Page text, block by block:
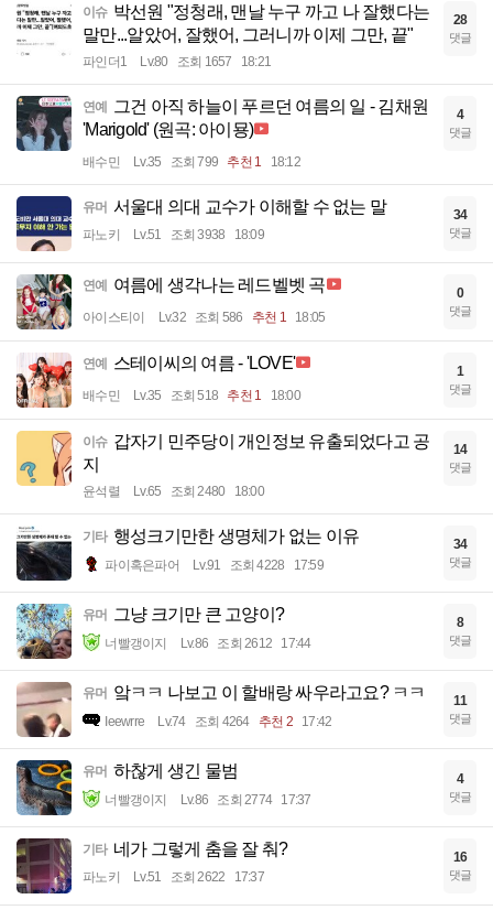
이슈 박선원 "정청래, 맨날 누구 까고 나 잘했다는
말만...알았어, 잘했어, 그러니까 이제 그만, 끝"
파인더1 Lv.80 조회 1657 18:21
28
댓글
연예 그건 아직 하늘이 푸르던 여름의 일 - 김채원
'Marigold' (원곡: 아이묭)
배수민 Lv.35 조회 799 추천 1 18:12
4
댓글
유머 서울대 의대 교수가 이해할 수 없는 말
파노키 Lv.51 조회 3938 18:09
34
댓글
연예 여름에 생각나는 레드벨벳 곡
아이스티이 Lv.32 조회 586 추천 1 18:05
0
댓글
연예 스테이씨의 여름 - 'LOVE'
배수민 Lv.35 조회 518 추천 1 18:00
1
댓글
이슈 갑자기 민주당이 개인정보 유출되었다고 공
지
윤석렬 Lv.65 조회 2480 18:00
14
댓글
기타 행성크기만한 생명체가 없는 이유
파이혹은파어 Lv.91 조회 4228 17:59
34
댓글
유머 그냥 크기만 큰 고양이?
너빨갱이지 Lv.86 조회 2612 17:44
8
댓글
유머 앜ㅋㅋ 나보고 이 할배랑 싸우라고요? ㅋㅋ
Ieewrre Lv.74 조회 4264 추천 2 17:42
11
댓글
유머 하찮게 생긴 물범
너빨갱이지 Lv.86 조회 2774 17:37
4
댓글
기타 네가 그렇게 춤을 잘 춰?
파노키 Lv.51 조회 2622 17:37
16
댓글